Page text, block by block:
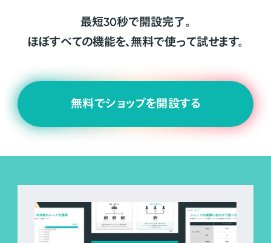
最短30秒で開設完了。
ほぼすべての機能を、無料で使って試せます。
無料でショップを開設する